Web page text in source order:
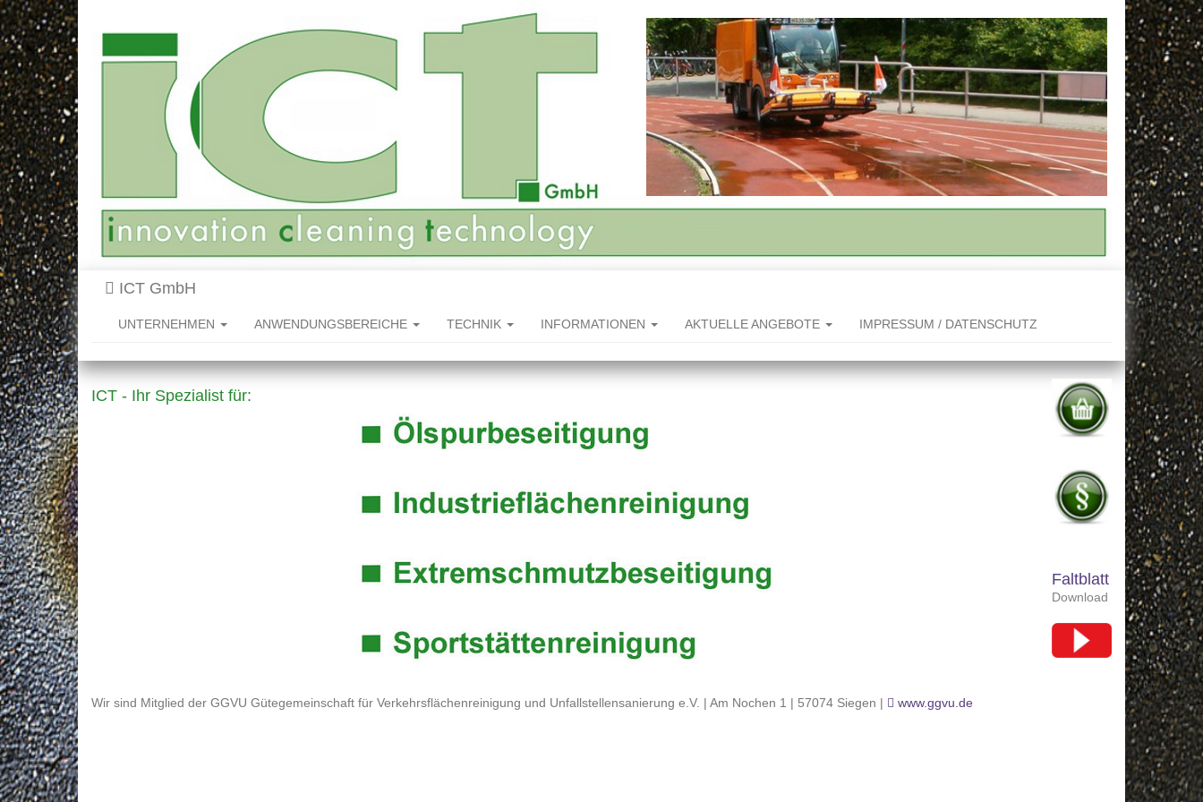
ICT GmbH
UNTERNEHMEN ANWENDUNGSBEREICHE TECHNIK INFORMATIONEN AKTUELLE ANGEBOTE IMPRESSUM / DATENSCHUTZ
ICT - Ihr Spezialist für:
Wir sind Mitglied der GGVU Gütegemeinschaft für Verkehrsflächenreinigung und Unfallstellensanierung e.V. | Am Nochen 1 | 57074 Siegen | www.ggvu.de
Faltblatt
Download